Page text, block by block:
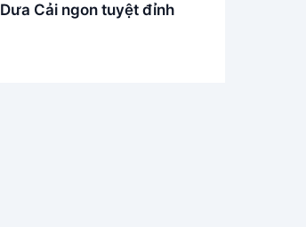
Dưa Cải ngon tuyệt đỉnh